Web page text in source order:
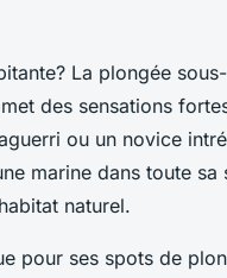
les
La plongée
des sensations
ou un novice
marine dans toute sa
naturel.
pour ses spots de